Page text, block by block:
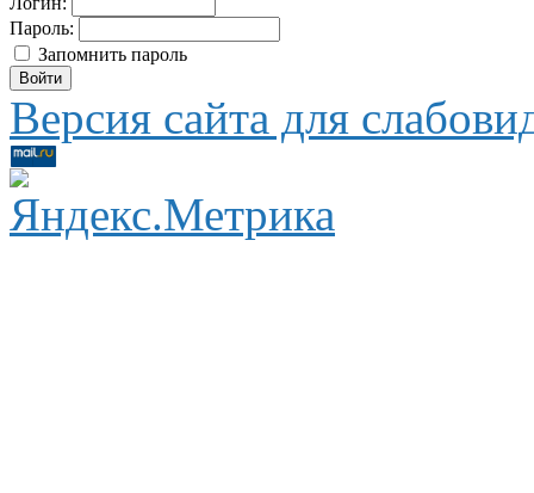
Пароль:
Запомнить пароль
Версия сайта для